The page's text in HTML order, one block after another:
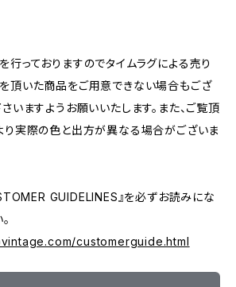
っておりますのでタイムラグによる売り
頂いた商品をご用意できない場合もござ
いますようお願いいたします。また、ご覧頂
り実際の色と出方が異なる場合がございま
GUIDELINES』を必ずお読みにな
customerguide.html